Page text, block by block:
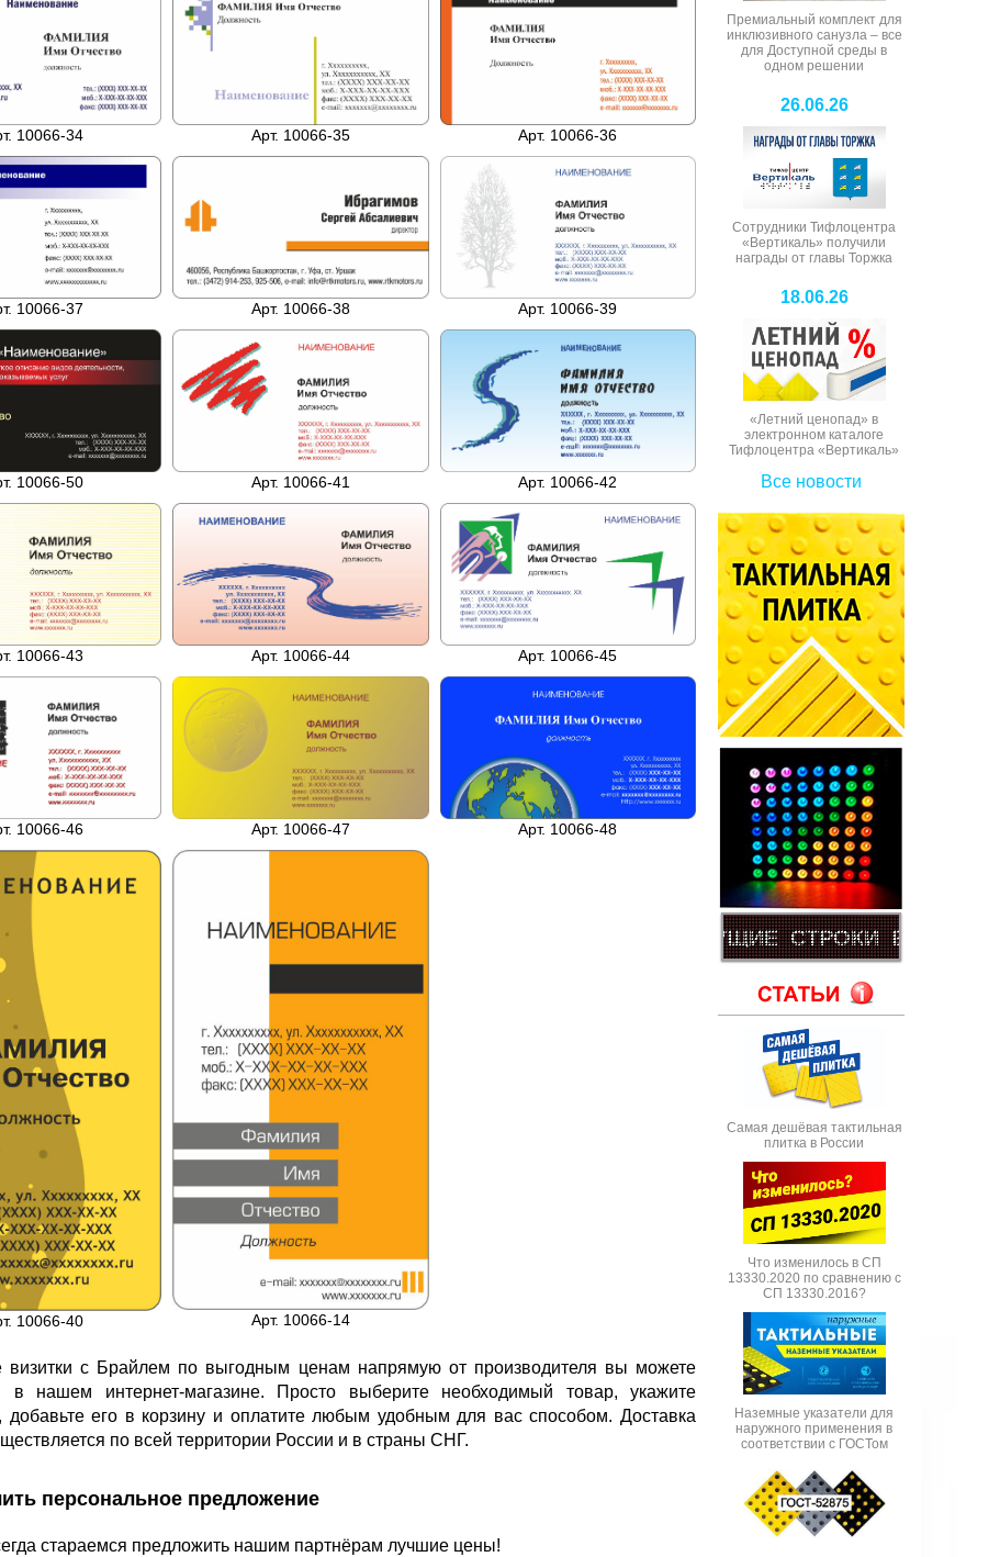
10066-34 Арт. 10066-35 Арт. 10066-36
10066-37 Арт. 10066-38 Арт. 10066-39
10066-50 Арт. 10066-41 Арт. 10066-42
10066-43 Арт. 10066-44 Арт. 10066-45
10066-46 Арт. 10066-47 Арт. 10066-48
10066-40 Арт. 10066-14
визитки с Брайлем по выгодным ценам напрямую от производителя вы можете
в нашем интернет-магазине. Просто выберите необходимый товар, укажите
добавьте его в корзину и оплатите любым удобным для вас способом. Доставка
по всей территории России и в страны СНГ.
персональное предложение
стараемся предложить нашим партнёрам лучшие цены!
Премиальный комплект для
инклюзивного санузла – все
для Доступной среды в
одном решении
26.06.26
Сотрудники Тифлоцентра
«Вертикаль» получили
награды от главы Торжка
18.06.26
«Летний ценопад» в
электронном каталоге
Тифлоцентра «Вертикаль»
Все новости
БЕГУЩИЕ_СТРОКИ
Самая дешёвая тактильная
плитка в России
Что изменилось в СП
13330.2020 по сравнению с
СП 13330.2016?
Наземные указатели для
наружного применения в
соответствии с ГОСТом